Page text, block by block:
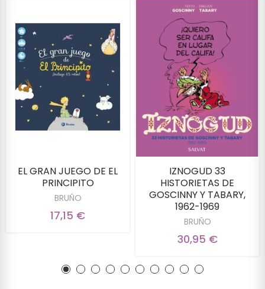
EL GRAN JUEGO DE EL
PRINCIPITO
BRUÑO
17,15 €
IZNOGUD 33
HISTORIETAS DE
GOSCINNY Y TABARY,
1962-1969
BRUÑO
30,95 €